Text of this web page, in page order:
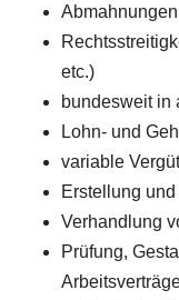
Abmahnungen
etc.)
bundesweit in
Lohn- und
variable
Erstellung
Verhandlung
Prüfung,